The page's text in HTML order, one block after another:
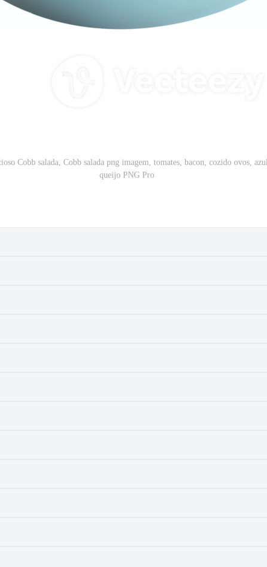
Cobb salada, Cobb salada png imagem, tomates, bacon, cozido ovos, azul
queijo PNG Pro